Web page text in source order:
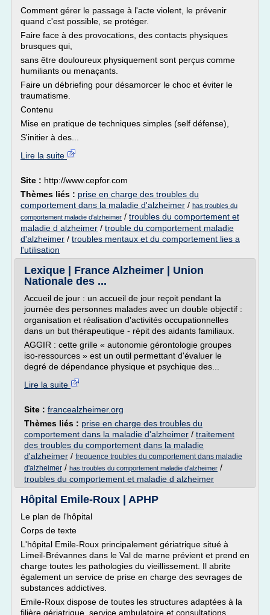
Comment gérer le passage à l'acte violent, le prévenir
quand c'est possible, se protéger.
Faire face à des provocations, des contacts physiques
brusques qui,
sans être douloureux physiquement sont perçus comme
humiliants ou menaçants.
Faire un débriefing pour désamorcer le choc et éviter le
traumatisme.
Contenu
Mise en pratique de techniques simples (self défense),
S'initier à des...
Lire la suite
Site : http://www.cepfor.com
Thèmes liés : prise en charge des troubles du
comportement dans la maladie d'alzheimer / has troubles du
comportement maladie d'alzheimer / troubles du comportement et
maladie d alzheimer / trouble du comportement maladie
d'alzheimer / troubles mentaux et du comportement lies a
l'utilisation
Lexique | France Alzheimer | Union
Nationale des ...
Accueil de jour : un accueil de jour reçoit pendant la
journée des personnes malades avec un double objectif :
organisation et réalisation d'activités occupationnelles
dans un but thérapeutique - répit des aidants familiaux.
AGGIR : cette grille « autonomie gérontologie groupes
iso-ressources » est un outil permettant d'évaluer le
degré de dépendance physique et psychique des...
Lire la suite
Site : francealzheimer.org
Thèmes liés : prise en charge des troubles du
comportement dans la maladie d'alzheimer / traitement
des troubles du comportement dans la maladie
d'alzheimer / frequence troubles du comportement dans maladie
d'alzheimer / has troubles du comportement maladie d'alzheimer /
troubles du comportement et maladie d alzheimer
Hôpital Emile-Roux | APHP
Le plan de l'hôpital
Corps de texte
L'hôpital Emile-Roux principalement gériatrique situé à
Limeil-Brévannes dans le Val de marne prévient et prend en
charge toutes les pathologies du vieillissement. Il abrite
également un service de prise en charge des sevrages de
substances addictives.
Emile-Roux dispose de toutes les structures adaptées à la
filière gériatrique, service ambulatoire et consultations